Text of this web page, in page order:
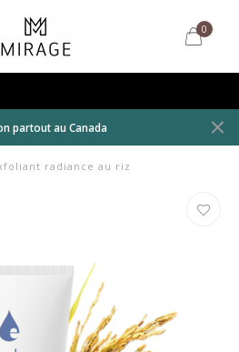
0
partout au Canada
radiance au riz